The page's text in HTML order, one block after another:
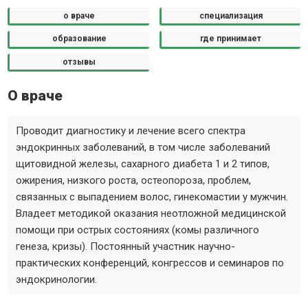
о враче специализация
образование где принимает
отзывы
О враче
Проводит диагностику и лечение всего спектра
эндокринных заболеваний, в том числе заболеваний
щитовидной железы, сахарного диабета 1 и 2 типов,
ожирения, низкого роста, остеопороза, проблем,
связанных с выпадением волос, гинекомастии у мужчин.
Владеет методикой оказания неотложной медицинской
помощи при острых состояниях (комы различного
генеза, кризы). Постоянный участник научно-
практических конференций, конгрессов и семинаров по
эндокринологии.